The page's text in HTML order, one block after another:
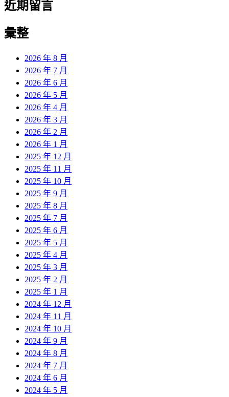
近期留言
彙整
2026 年 8 月
2026 年 7 月
2026 年 6 月
2026 年 5 月
2026 年 4 月
2026 年 3 月
2026 年 2 月
2026 年 1 月
2025 年 12 月
2025 年 11 月
2025 年 10 月
2025 年 9 月
2025 年 8 月
2025 年 7 月
2025 年 6 月
2025 年 5 月
2025 年 4 月
2025 年 3 月
2025 年 2 月
2025 年 1 月
2024 年 12 月
2024 年 11 月
2024 年 10 月
2024 年 9 月
2024 年 8 月
2024 年 7 月
2024 年 6 月
2024 年 5 月